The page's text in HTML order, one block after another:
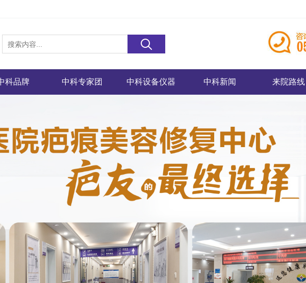
科品牌 中科专家团 中科设备仪器 中科新闻 来院路线